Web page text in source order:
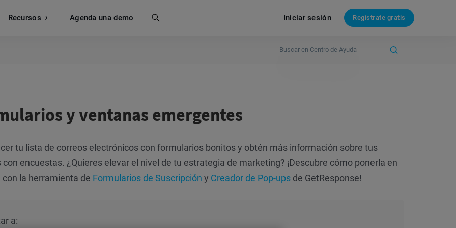
Recursos Agenda una demo
Buscar Iniciar sesión Regístrate gratis
y ventanas emergentes
tu lista de correos electrónicos con formularios bonitos y obtén más información sobre tus
encuestas. ¿Quieres elevar el nivel de tu estrategia de marketing? ¡Descubre cómo ponerla en
la herramienta de Formularios de Suscripción y Creador de Pop-ups de GetResponse!
a: